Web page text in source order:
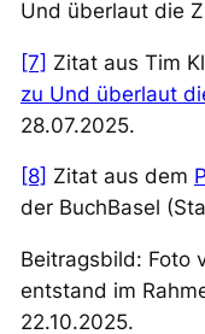
Und überlaut die
[7] Zitat aus Tim
zu Und überlaut
28.07.2025.
[8] Zitat aus dem
der BuchBasel
Beitragsbild: Foto
entstand im
22.10.2025.